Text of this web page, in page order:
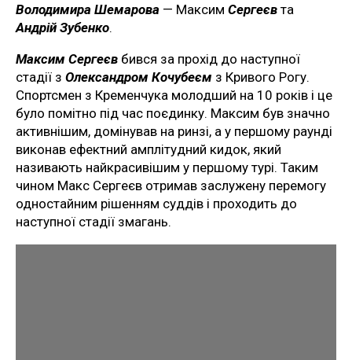
Володимира Шемарова — Максим Сергеєв та
Андрій Зубенко.
Максим Сергеєв бився за прохід до наступної
стадії з Олександром Кочубеєм з Кривого Рогу.
Спортсмен з Кременчука молодший на 10 років і це
було помітно під час поєдинку. Максим був значно
активнішим, домінував на ринзі, а у першому раунді
виконав ефектний амплітудний кидок, який
називають найкрасивішим у першому турі. Таким
чином Макс Сергеєв отримав заслужену перемогу
одностайним рішенням суддів і проходить до
наступної стадії змагань.